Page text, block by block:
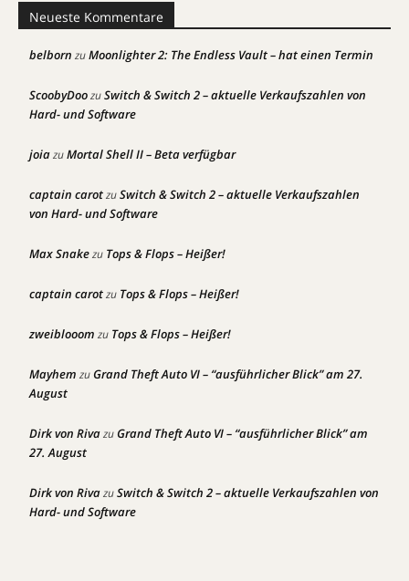
Neueste Kommentare
belborn zuMoonlighter 2: The Endless Vault – hat einen Termin
ScoobyDoozuSwitch & Switch 2 – aktuelle Verkaufszahlen von
Hard- und Software
joiazuMortal Shell II – Beta verfügbar
captain carotzuSwitch & Switch 2 – aktuelle Verkaufszahlen
von Hard- und Software
Max Snakezu Tops & Flops – Heißer!
captain carotzu Tops & Flops – Heißer!
zweiblooom zu Tops & Flops – Heißer!
Mayhem zuGrand Theft Auto VI – “ausführlicher Blick” am 27.
August
Dirk von RivazuGrand Theft Auto VI – “ausführlicher Blick” am
27. August
Dirk von RivazuSwitch & Switch 2 – aktuelle Verkaufszahlen von
Hard- und Software